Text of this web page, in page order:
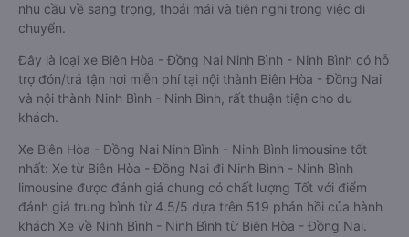
nhu cầu về sang trọng, thoải mái và tiện nghi trong việc di
chuyển.
Đây là loại xe Biên Hòa - Đồng Nai Ninh Bình - Ninh Bình có hỗ
trợ đón/trả tận nơi miễn phí tại nội thành Biên Hòa - Đồng Nai
và nội thành Ninh Bình - Ninh Bình, rất thuận tiện cho du
khách.
Xe Biên Hòa - Đồng Nai Ninh Bình - Ninh Bình limousine tốt
nhất: Xe từ Biên Hòa - Đồng Nai đi Ninh Bình - Ninh Bình
limousine được đánh giá chung có chất lượng Tốt với điểm
đánh giá trung bình từ 4.5/5 dựa trên 519 phản hồi của hành
khách Xe về Ninh Bình - Ninh Bình từ Biên Hòa - Đồng Nai.